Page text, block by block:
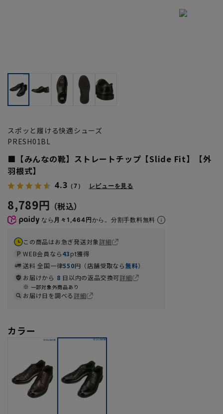
スポッと履ける快適シューズ
PRESH01BL
■【みんなの靴】ストレートチップ【Slide Fit】【外
羽根式】
4.3 （7） レビューを見る
8,789円
なら 月々1,464円から。分割手数料無料
この商品はお急ぎ発送対象詳細
WEB会員なら43pt獲得
送料 全国一律550円（店舗受取なら無料）
お届けから 8 日以内の返品交換可詳細
一部対象外商品あり
お届け日を調べる詳細
カラー